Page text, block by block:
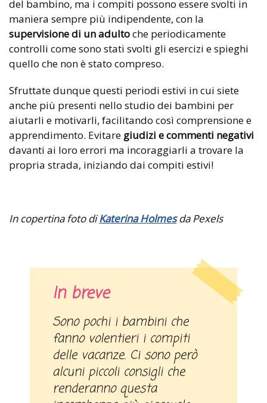
del bambino, ma i compiti possono essere svolti in
maniera sempre più indipendente, con la
supervisione di un adultoche periodicamente
controlli come sono stati svolti gli esercizi e spieghi
quello che non è stato compreso.
Sfruttate dunque questi periodi estivi in cui siete
anche più presenti nello studio dei bambini per
aiutarli e motivarli, facilitando così comprensione e
apprendimento. Evitare giudizi e commenti negativi
davanti ai loro errori ma incoraggiarli a trovare la
propria strada, iniziando dai compiti estivi!
In copertina foto diKaterina Holmesda Pexels
In breve
Sono pochi i bambini che
fanno volentieri i compiti
delle vacanze. Ci sono però
alcuni piccoli consigli che
renderanno questa